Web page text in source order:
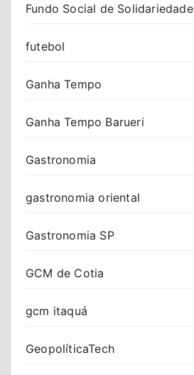
Fundo Social de Solidariedade
futebol
Ganha Tempo
Ganha Tempo Barueri
Gastronomia
gastronomia oriental
Gastronomia SP
GCM de Cotia
gcm itaquá
GeopolíticaTech